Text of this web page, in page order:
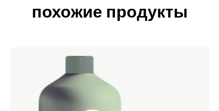
похожие продукты